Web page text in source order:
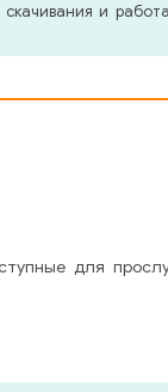
и
для